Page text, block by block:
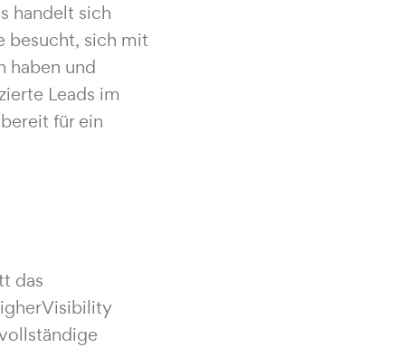
handelt sich
besucht, sich mit
haben und
Leads im
für ein
das